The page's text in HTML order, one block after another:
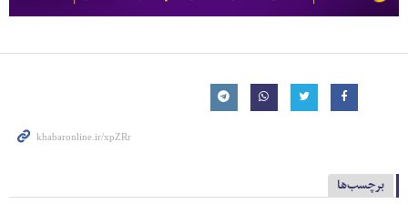
برچسب‌ها